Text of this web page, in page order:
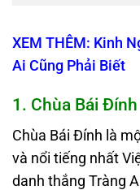
XEM THÊM: Kinh
Ai Cũng Phải Biết
1. Chùa Bái
Chùa Bái Đính là
và nổi tiếng nhất
danh thắng Tràng